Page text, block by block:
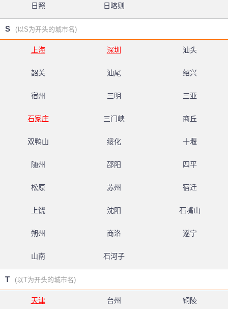
日照 日喀则
S (以S为开头的城市名)
上海 深圳 汕头
韶关 汕尾 绍兴
宿州 三明 三亚
石家庄 三门峡 商丘
双鸭山 绥化 十堰
随州 邵阳 四平
松原 苏州 宿迁
上饶 沈阳 石嘴山
朔州 商洛 遂宁
山南 石河子
T (以T为开头的城市名)
天津 台州 铜陵